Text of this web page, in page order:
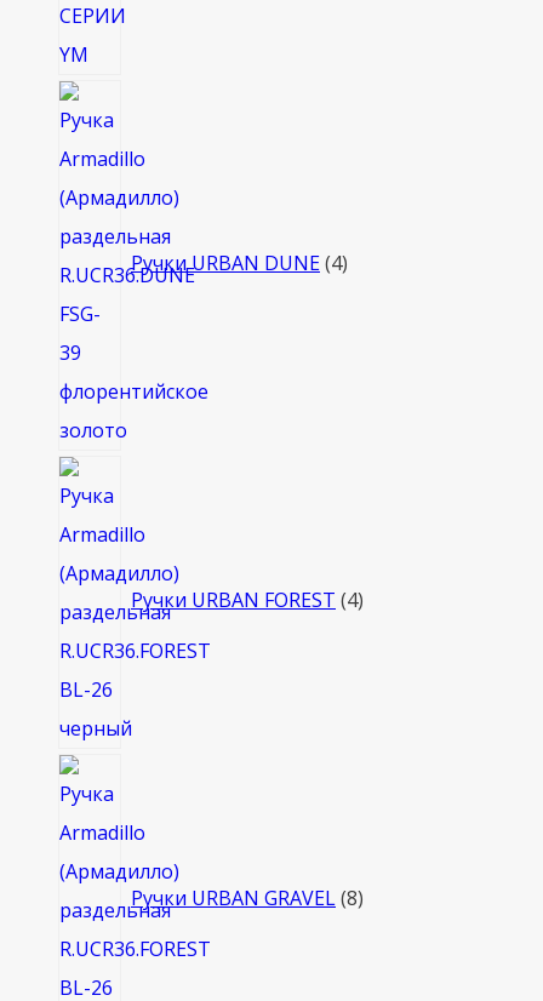
Ручки URBAN DUNE 4
Ручки URBAN FOREST 4
Ручки URBAN GRAVEL 8